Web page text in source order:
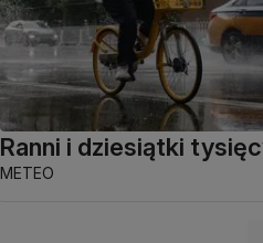
Ranni i dziesiątki
METEO